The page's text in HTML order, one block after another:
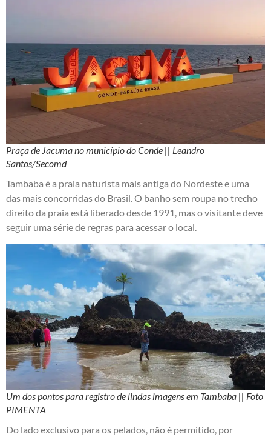
Praça de Jacuma no município do Conde || Leandro
Santos/Secomd
Tambaba é a praia naturista mais antiga do Nordeste e uma
das mais concorridas do Brasil. O banho sem roupa no trecho
direito da praia está liberado desde 1991, mas o visitante deve
seguir uma série de regras para acessar o local.
Um dos pontos para registro de lindas imagens em Tambaba || Foto
PIMENTA
Do lado exclusivo para os pelados, não é permitido, por